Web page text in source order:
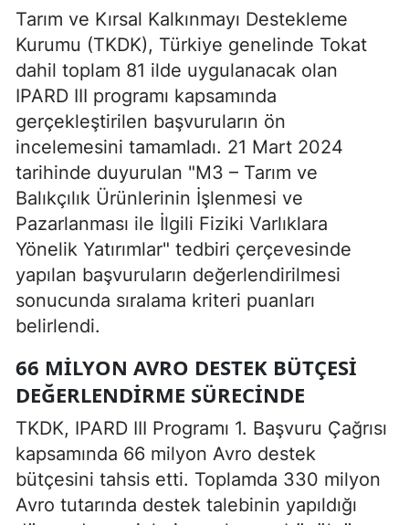
Tarım ve Kırsal Kalkınmayı Destekleme
Kurumu (TKDK), Türkiye genelinde Tokat
dahil toplam 81 ilde uygulanacak olan
IPARD III programı kapsamında
gerçekleştirilen başvuruların ön
incelemesini tamamladı. 21 Mart 2024
tarihinde duyurulan "M3 – Tarım ve
Balıkçılık Ürünlerinin İşlenmesi ve
Pazarlanması ile İlgili Fiziki Varlıklara
Yönelik Yatırımlar" tedbiri çerçevesinde
yapılan başvuruların değerlendirilmesi
sonucunda sıralama kriteri puanları
belirlendi.
66 MILYON AVRO DESTEK BÜTÇESI
DEĞERLENDIRME SÜRECINDE
TKDK, IPARD III Programı 1. Başvuru Çağrısı
kapsamında 66 milyon Avro destek
bütçesini tahsis etti. Toplamda 330 milyon
Avro tutarında destek talebinin yapıldığı